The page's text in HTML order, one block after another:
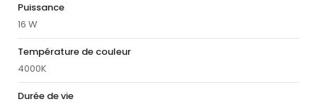
Puissance
16 W
Température de couleur
4000K
Durée de vie